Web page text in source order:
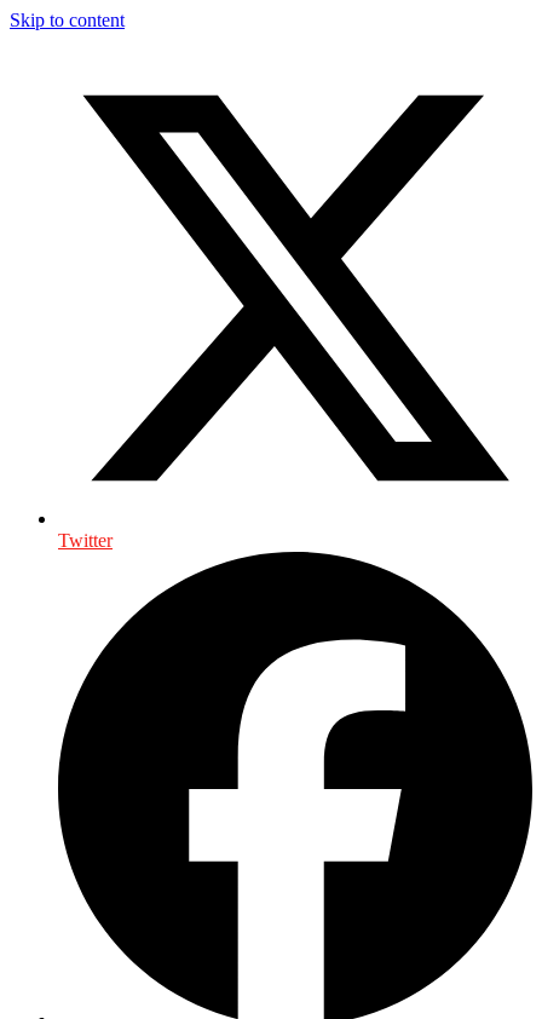
Skip to content
Twitter